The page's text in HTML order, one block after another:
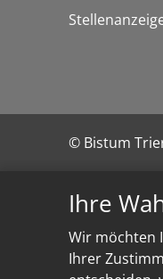
Ihre
Wir möchten
Ihrer
© Bistum